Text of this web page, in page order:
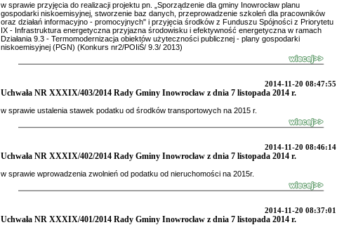
w sprawie przyjęcia do realizacji projektu pn. „Sporządzenie dla gminy Inowrocław planu
gospodarki niskoemisyjnej, stworzenie baz danych, przeprowadzenie szkoleń dla pracowników
oraz działań informacyjno - promocyjnych" i przyjęcia środków z Funduszu Spójności z Priorytetu
IX - Infrastruktura energetyczna przyjazna środowisku i efektywność energetyczna w ramach
Działania 9.3 - Termomodernizacja obiektów użyteczności publicznej - plany gospodarki
niskoemisyjnej (PGN) (Konkurs nr2/POIiŚ/ 9.3/ 2013)
2014-11-20 08:47:55
Uchwała NR XXXIX/403/2014 Rady Gminy Inowrocław z dnia 7 listopada 2014 r.
w sprawie ustalenia stawek podatku od środków transportowych na 2015 r.
2014-11-20 08:46:14
Uchwała NR XXXIX/402/2014 Rady Gminy Inowrocław z dnia 7 listopada 2014 r.
w sprawie wprowadzenia zwolnień od podatku od nieruchomości na 2015r.
2014-11-20 08:37:01
Uchwała NR XXXIX/401/2014 Rady Gminy Inowrocław z dnia 7 listopada 2014 r.